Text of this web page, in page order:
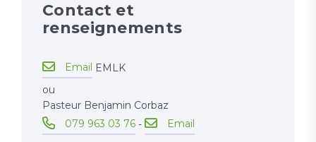
Contact et
renseignements
Email EMLK
ou
Pasteur Benjamin Corbaz
079 963 03 76 - Email